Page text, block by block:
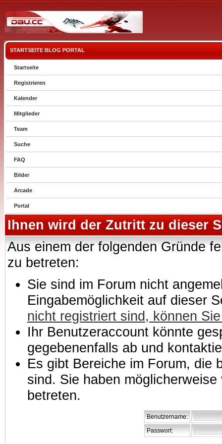
STARTSEITE BLOG PORTAL
Startseite
Registrieren
Kalender
Mitglieder
Team
Suche
FAQ
Bilder
Arcade
Portal
Ihnen wird der Zutritt zu dieser
Aus einem der folgenden Gründe
zu betreten:
Sie sind im Forum nicht
Eingabemöglichkeit auf dieser
nicht registriert sind, können
Ihr Benutzeraccount könnte
gegebenenfalls ab und
Es gibt Bereiche im Forum, die
sind. Sie haben
betreten.
Benutzername:
Passwort: